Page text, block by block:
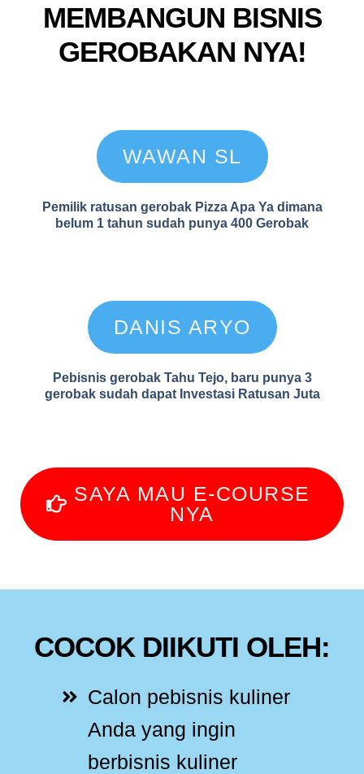
MEMBANGUN BISNIS
GEROBAKAN NYA!
WAWAN SL
Pemilik ratusan gerobak Pizza Apa Ya dimana
belum 1 tahun sudah punya 400 Gerobak
DANIS ARYO
Pebisnis gerobak Tahu Tejo, baru punya 3
gerobak sudah dapat Investasi Ratusan Juta
SAYA MAU E-COURSE
NYA
COCOK DIIKUTI OLEH:
Calon pebisnis kuliner
Anda yang ingin
berbisnis kuliner